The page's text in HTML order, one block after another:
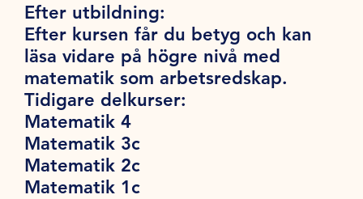
Efter utbildning:
Efter kursen får du betyg och kan
läsa vidare på högre nivå med
matematik som arbetsredskap.
Tidigare delkurser:
Matematik 4
Matematik 3c
Matematik 2c
Matematik 1c